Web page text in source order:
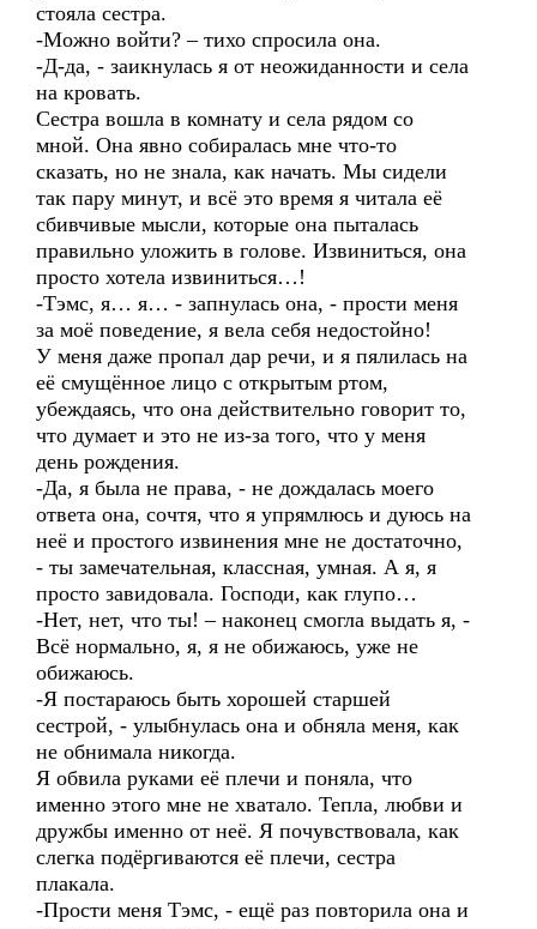
стояла сестра.
-Можно войти? – тихо спросила она.
-Д-да, - заикнулась я от неожиданности и села
на кровать.
Сестра вошла в комнату и села рядом со
мной. Она явно собиралась мне что-то
сказать, но не знала, как начать. Мы сидели
так пару минут, и всё это время я читала её
сбивчивые мысли, которые она пыталась
правильно уложить в голове. Извиниться, она
просто хотела извиниться…!
-Тэмс, я… я… - запнулась она, - прости меня
за моё поведение, я вела себя недостойно!
У меня даже пропал дар речи, и я пялилась на
её смущённое лицо с открытым ртом,
убеждаясь, что она действительно говорит то,
что думает и это не из-за того, что у меня
день рождения.
-Да, я была не права, - не дождалась моего
ответа она, сочтя, что я упрямлюсь и дуюсь на
неё и простого извинения мне не достаточно,
- ты замечательная, классная, умная. А я, я
просто завидовала. Господи, как глупо…
-Нет, нет, что ты! – наконец смогла выдать я, -
Всё нормально, я, я не обижаюсь, уже не
обижаюсь.
-Я постараюсь быть хорошей старшей
сестрой, - улыбнулась она и обняла меня, как
не обнимала никогда.
Я обвила руками её плечи и поняла, что
именно этого мне не хватало. Тепла, любви и
дружбы именно от неё. Я почувствовала, как
слегка подёргиваются её плечи, сестра
плакала.
-Прости меня Тэмс, - ещё раз повторила она и